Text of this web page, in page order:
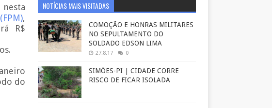
,
R$
do
NOTÍCIAS MAIS VISITADAS
COMOÇÃO E HONRAS MILITARES
NO SEPULTAMENTO DO
SOLDADO EDSON LIMA
27.8.17 0
SIMÕES-PI | CIDADE CORRE
RISCO DE FICAR ISOLADA